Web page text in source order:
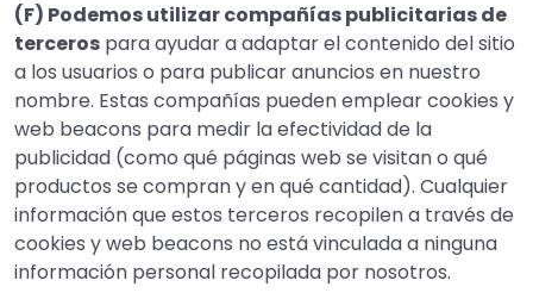
(F) Podemos utilizar compañías publicitarias de
terceros para ayudar a adaptar el contenido del sitio
a los usuarios o para publicar anuncios en nuestro
nombre. Estas compañías pueden emplear cookies y
web beacons para medir la efectividad de la
publicidad (como qué páginas web se visitan o qué
productos se compran y en qué cantidad). Cualquier
información que estos terceros recopilen a través de
cookies y web beacons no está vinculada a ninguna
información personal recopilada por nosotros.